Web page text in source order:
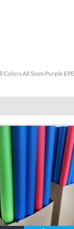
Colors All Sizes Purple